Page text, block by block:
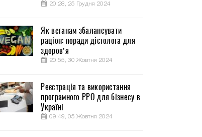
20:28, 25 Грудня 2024
Як веганам збалансувати
раціон: поради дієтолога для
здоров’я
20:55, 30 Жовтня 2024
Реєстрація та використання
програмного РРО для бізнесу в
Україні
09:49, 05 Жовтня 2024